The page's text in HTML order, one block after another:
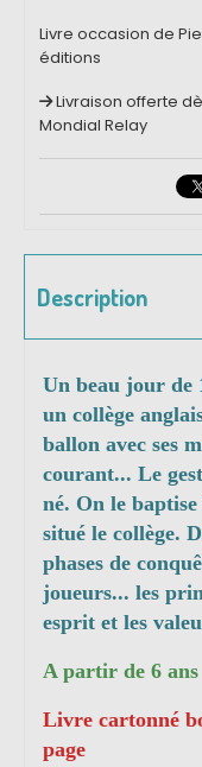
Livre occasion de
éditions
Livraison offerte
Mondial Relay
Description
Un beau jour de
un collège
ballon avec ses
courant... Le
né. On le
situé le collège.
phases de
joueurs... les
esprit et les
A partir de 6 ans
Livre cartonné
page